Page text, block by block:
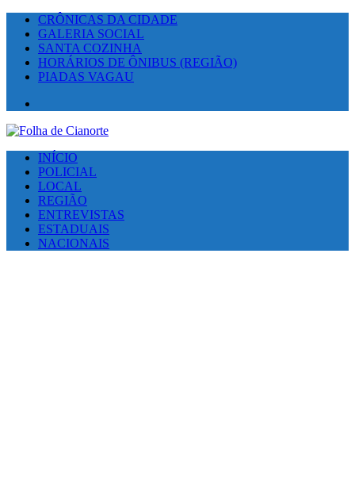
CRÔNICAS DA CIDADE
GALERIA SOCIAL
SANTA COZINHA
HORÁRIOS DE ÔNIBUS (REGIÃO)
PIADAS VAGAU
INÍCIO
POLICIAL
LOCAL
REGIÃO
ENTREVISTAS
ESTADUAIS
NACIONAIS